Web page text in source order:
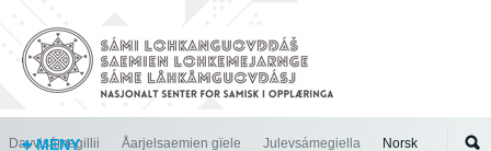
MENY
Davvisámegillii Åarjelsaemien gïele Julevsámegiella
Norsk